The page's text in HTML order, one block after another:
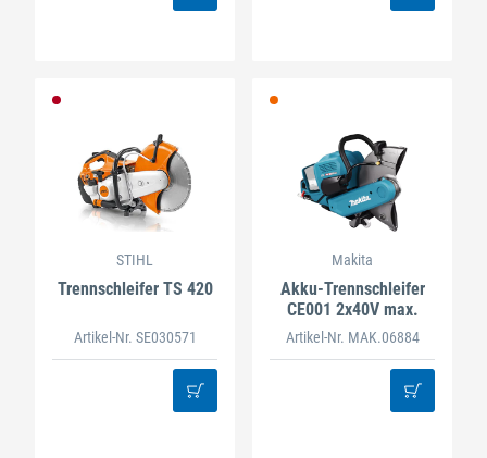
STIHL
Trennschleifer TS 420
Artikel-Nr. SE030571
Makita
Akku-Trennschleifer
CE001 2x40V max.
Artikel-Nr. MAK.06884